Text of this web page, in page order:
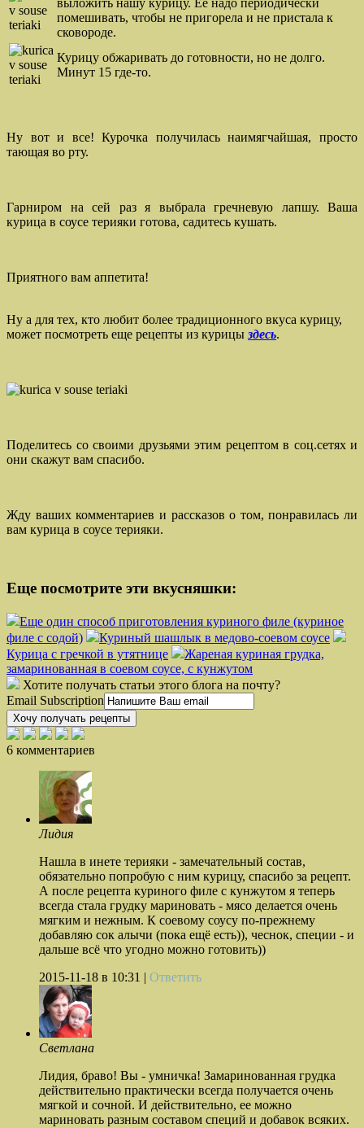
помешивать, чтобы не пригорела и не пристала к
сковороде.
Курицу обжаривать до готовности, но не долго.
Минут 15 где-то.
Ну вот и все! Курочка получилась наимягчайшая, просто
тающая во рту.
Гарниром на сей раз я выбрала гречневую лапшу. Ваша
курица в соусе терияки готова, садитесь кушать.
Приятного вам аппетита!
Ну а для тех, кто любит более традиционного вкуса курицу,
может посмотреть еще рецепты из курицы здесь.
Поделитесь со своими друзьями этим рецептом в соц.сетях и
они скажут вам спасибо.
Жду ваших комментариев и рассказов о том, понравилась ли
вам курица в соусе терияки.
Еще посмотрите эти вкусняшки:
Еще один способ приготовления куриного филе (куриное
филе с содой)
Куриный шашлык в медово-соевом соусе
Курица с гречкой в утятнице
Жареная куриная грудка,
замаринованная в соевом соусе, с кунжутом
Хотите получать статьи этого блога на почту?
Email Subscription
Хочу получать рецепты
6 комментариев
Лидия
Нашла в инете терияки - замечательный состав,
обязательно попробую с ним курицу, спасибо за рецепт.
А после рецепта куриного филе с кунжутом я теперь
всегда стала грудку мариновать - мясо делается очень
мягким и нежным. К соевому соусу по-прежнему
добавляю сок алычи (пока ещё есть)), чеснок, специи - и
дальше всё что угодно можно готовить))
2015-11-18 в 10:31 | Ответить
Светлана
Лидия, браво! Вы - умничка! Замаринованная грудка
действительно практически всегда получается очень
мягкой и сочной. И действительно, ее можно
мариновать разным составом специй и добавок всяких.